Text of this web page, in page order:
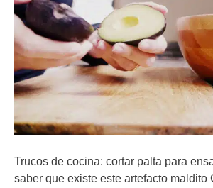
Trucos de cocina: cortar palta para
saber que existe este artefacto maldito